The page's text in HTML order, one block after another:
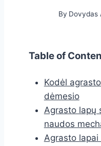
By Dovydas
Table of
Kodėl
dėmesio
Agrasto lapų
naudos
Agrasto lapai